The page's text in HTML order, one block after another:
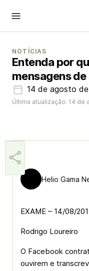
NOTÍCIAS
Entenda por
mensagens
14 de agosto
Última atualização: 14 de
Helio Gama
EXAME – 14/08/
Rodrigo Loureiro
O Facebook
ouvirem e